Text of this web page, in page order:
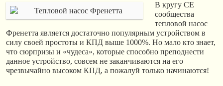
В кругу СЕ
сообщества
тепловой насос
Френетта является достаточно популярным устройством в
силу своей простоты и КПД выше 1000%. Но мало кто знает,
что сюрпризы и «чудеса», которые способно преподнести
данное устройство, совсем не заканчиваются на его
чрезвычайно высоком КПД, а пожалуй только начинаются!